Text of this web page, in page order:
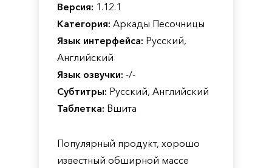
Версия: 1.12.1
Категория: Аркады Песочницы
Язык интерфейса: Русский,
Английский
Язык озвучки: -/-
Субтитры: Русский, Английский
Таблетка: Вшита
Популярный продукт, хорошо
известный обширной массе